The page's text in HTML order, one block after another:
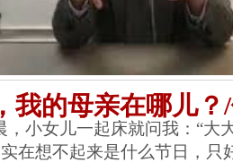
我的母亲在哪儿？
小女儿一起床就问我：“大
在想不起来是什么节日，只